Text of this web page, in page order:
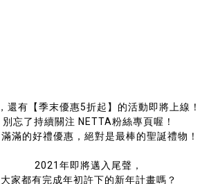
還有【季末優惠5折起】的活動即將上線！
別忘了持續關注 NETTA粉絲專頁喔！
滿的好禮優惠，絕對是最棒的聖誕禮物！
2021年即將邁入尾聲，
大家都有完成年初許下的新年計畫嗎？